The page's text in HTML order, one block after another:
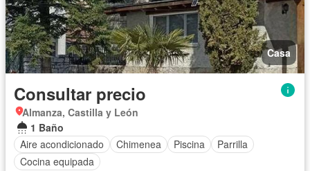
Casa
Consultar precio
Almanza, Castilla y León
1 Baño
Aire acondicionado
Chimenea Piscina
Parrilla
Cocina equipada